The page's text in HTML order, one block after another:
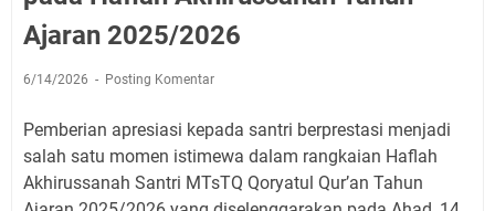
Ajaran 2025/2026
6/14/2026 Posting Komentar
Pemberian apresiasi kepada santri berprestasi menjadi
salah satu momen istimewa dalam rangkaian Haflah
Akhirussanah Santri MTsTQ Qoryatul Qur’an Tahun